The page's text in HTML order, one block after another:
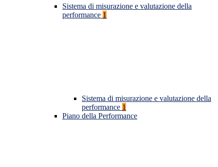
Sistema di misurazione e valutazione della
performance 1
Sistema di misurazione e valutazione della
performance 1
Piano della Performance